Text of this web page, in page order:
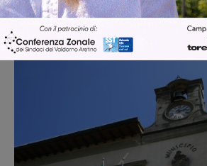
Ultime Notizie